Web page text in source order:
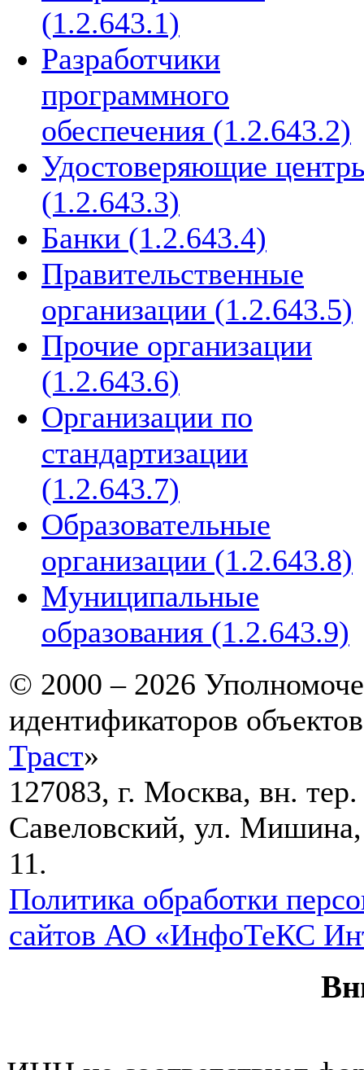
(1.2.643.1)
Разработчики
программного
обеспечения (1.2.643.2)
Удостоверяющие
(1.2.643.3)
Банки (1.2.643.4)
Правительственные
организации (1.2.643.5)
Прочие организации
(1.2.643.6)
Организации по
стандартизации
(1.2.643.7)
Образовательные
организации (1.2.643.8)
Муниципальные
образования (1.2.643.9)
© 2000 – 2026
идентификаторов
Траст»
127083, г. Москва, вн.
Савеловский, ул.
11.
Политика обработки
сайтов АО «ИнфоТеКС